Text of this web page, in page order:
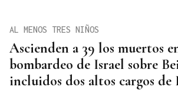
Ascienden a 39 los muertos
bombardeo de Israel sobre
incluidos dos altos cargos de
AL MENOS TRES NIÑOS